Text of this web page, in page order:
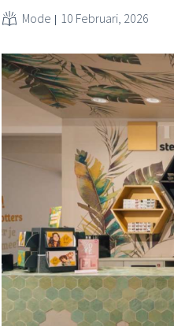
Mode 10 Februari, 2026